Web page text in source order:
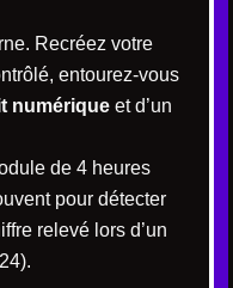
Recréez votre
entourez-vous
numérique et d’un
de 4 heures
pour détecter
relevé lors d’un